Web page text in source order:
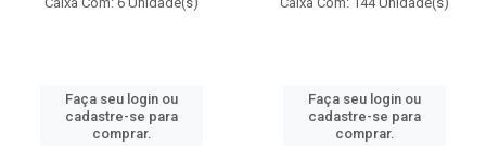
Faça seu login ou
cadastre-se para
comprar.
Faça seu login ou
cadastre-se para
comprar.